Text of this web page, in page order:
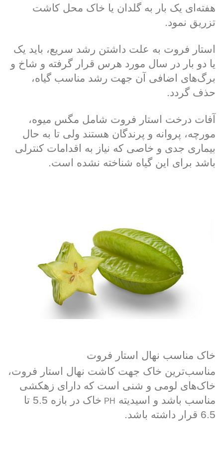
هفته‌ای یک بار به گلدان یا خاک محل کاشت
تزریق نمود.
استار فروت به علت داشتن رشد سریع، باید یک
یا دو بار در سال مورد هرس قرار گرفته و شاخ و
برگ‌های اضافی آن جهت رشد مناسب گیاه،
حذف گردد.
آفات درخت استار فروت شامل مگس میوه،
مورچه، پروانه و پرندگان هستند ولی تا به حال
بیماری جدی و خاصی که نیاز به اقدامات کنترلی
باشد برای این گیاه شناخته نشده است.
خاک مناسب نهال استار فروت
مناسب‌ترین خاک جهت کاشت نهال استار فروت،
خاک‌های لومی و شنی است که دارای زهکشی
مناسب باشد و اسیدیته PH
خاک در بازه 5.5 تا
6.5 قرار داشته باشد.